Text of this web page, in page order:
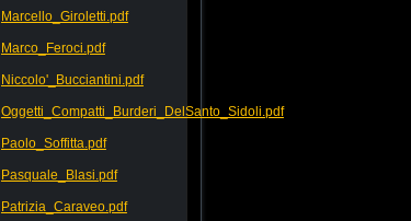
Marcello_Giroletti.pdf
Marco_Feroci.pdf
Niccolo'_Bucciantini.pdf
Oggetti_Compatti_Burderi_DelSanto_Sidoli.pdf
Paolo_Soffitta.pdf
Pasquale_Blasi.pdf
Patrizia_Caraveo.pdf